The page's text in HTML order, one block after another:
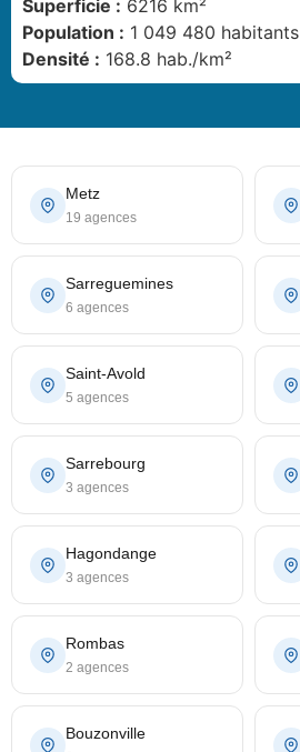
Superficie : 6216 km²
Population : 1 049 480 habitants
Densité : 168.8 hab./km²
Metz
19 agences
Sarreguemines
6 agences
Saint-Avold
5 agences
Sarrebourg
3 agences
Hagondange
3 agences
Rombas
2 agences
Bouzonville